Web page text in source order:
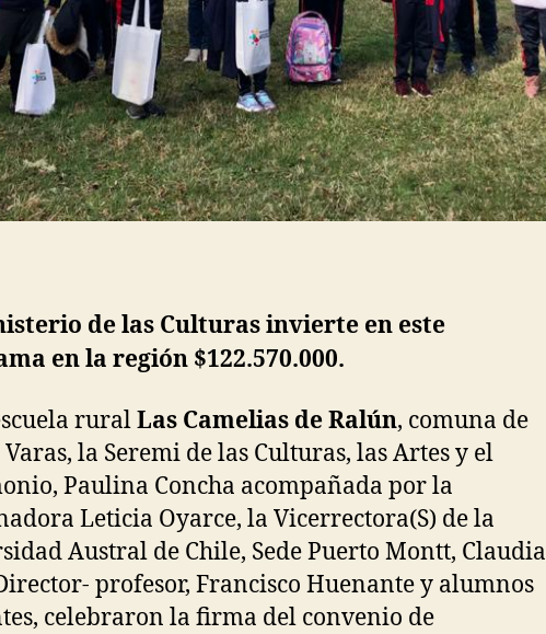
de las Culturas invierte en este
en la región $122.570.000.
ruralLas Camelias de Ralún, comuna de
la Seremi de las Culturas, las Artes y el
Paulina Concha acompañada por la
Leticia Oyarce, la Vicerrectora(S) de la
Austral de Chile, Sede Puerto Montt, Claudia
profesor, Francisco Huenante y alumnos
celebraron la firma del convenio de